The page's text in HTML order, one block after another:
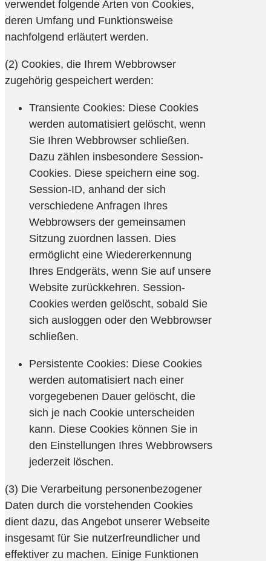
verwendet folgende Arten von Cookies,
deren Umfang und Funktionsweise
nachfolgend erläutert werden.
(2) Cookies, die Ihrem Webbrowser
zugehörig gespeichert werden:
Transiente Cookies: Diese Cookies
werden automatisiert gelöscht, wenn
Sie Ihren Webbrowser schließen.
Dazu zählen insbesondere Session-
Cookies. Diese speichern eine sog.
Session-ID, anhand der sich
verschiedene Anfragen Ihres
Webbrowsers der gemeinsamen
Sitzung zuordnen lassen. Dies
ermöglicht eine Wiedererkennung
Ihres Endgeräts, wenn Sie auf unsere
Website zurückkehren. Session-
Cookies werden gelöscht, sobald Sie
sich ausloggen oder den Webbrowser
schließen.
Persistente Cookies: Diese Cookies
werden automatisiert nach einer
vorgegebenen Dauer gelöscht, die
sich je nach Cookie unterscheiden
kann. Diese Cookies können Sie in
den Einstellungen Ihres Webbrowsers
jederzeit löschen.
(3) Die Verarbeitung personenbezogener
Daten durch die vorstehenden Cookies
dient dazu, das Angebot unserer Webseite
insgesamt für Sie nutzerfreundlicher und
effektiver zu machen. Einige Funktionen